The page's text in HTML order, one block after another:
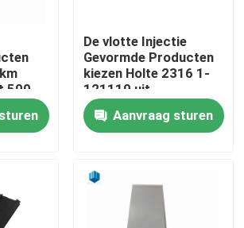
500
De vlotte Injectie
Gevormde Producten
kiezen Holte 2316 1-
121110 uit
Aanvraag sturen